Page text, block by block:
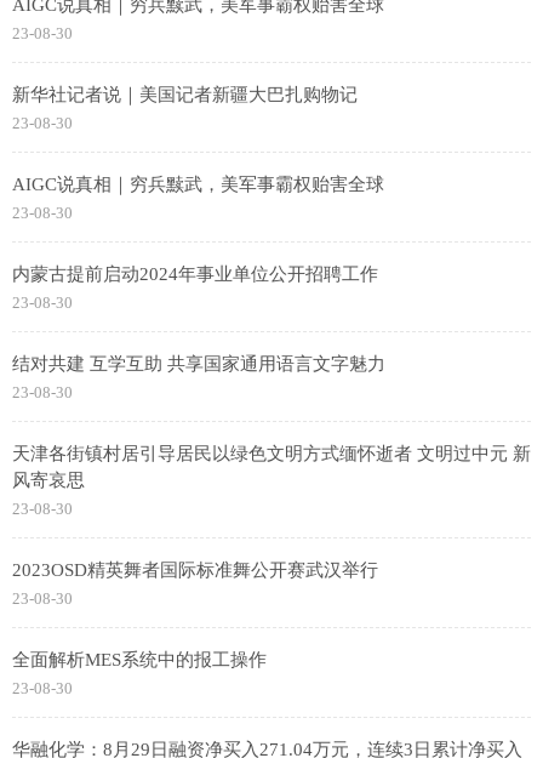
AIGC说真相｜穷兵黩武，美军事霸权贻害全球
23-08-30
新华社记者说｜美国记者新疆大巴扎购物记
23-08-30
AIGC说真相｜穷兵黩武，美军事霸权贻害全球
23-08-30
内蒙古提前启动2024年事业单位公开招聘工作
23-08-30
结对共建 互学互助 共享国家通用语言文字魅力
23-08-30
天津各街镇村居引导居民以绿色文明方式缅怀逝者 文明过中元 新
风寄哀思
23-08-30
2023OSD精英舞者国际标准舞公开赛武汉举行
23-08-30
全面解析MES系统中的报工操作
23-08-30
华融化学：8月29日融资净买入271.04万元，连续3日累计净买入